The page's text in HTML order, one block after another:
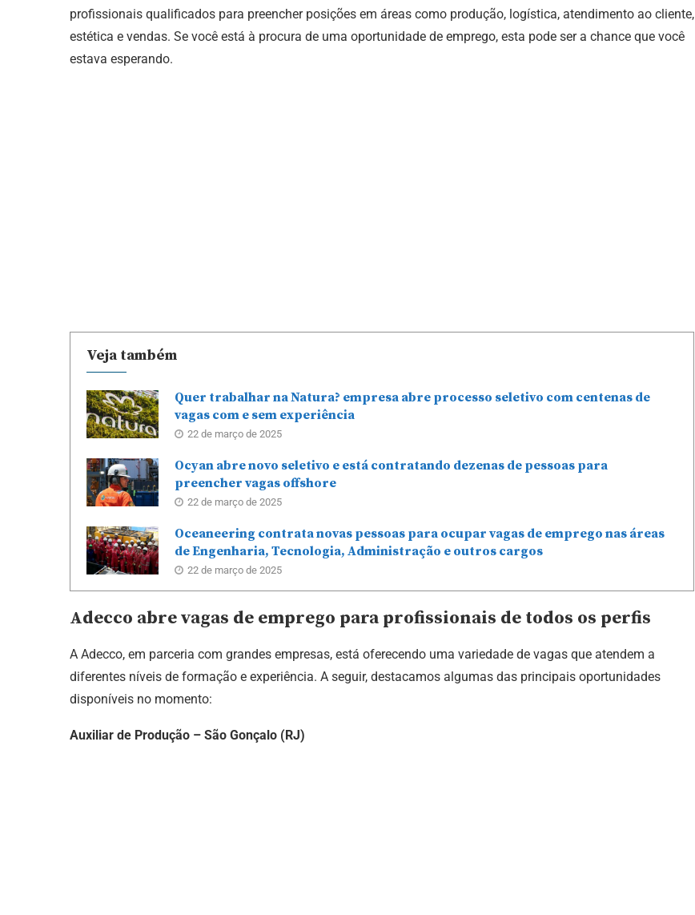
profissionais qualificados para preencher posições em áreas como produção, logística, atendimento ao cliente,
estética e vendas. Se você está à procura de uma oportunidade de emprego, esta pode ser a chance que você
estava esperando.
Veja também
Quer trabalhar na Natura? empresa abre processo seletivo com centenas de
vagas com e sem experiência
22 de março de 2025
Ocyan abre novo seletivo e está contratando dezenas de pessoas para
preencher vagas offshore
22 de março de 2025
Oceaneering contrata novas pessoas para ocupar vagas de emprego nas áreas
de Engenharia, Tecnologia, Administração e outros cargos
22 de março de 2025
Adecco abre vagas de emprego para profissionais de todos os perfis
A Adecco, em parceria com grandes empresas, está oferecendo uma variedade de vagas que atendem a
diferentes níveis de formação e experiência. A seguir, destacamos algumas das principais oportunidades
disponíveis no momento:
Auxiliar de Produção – São Gonçalo (RJ)